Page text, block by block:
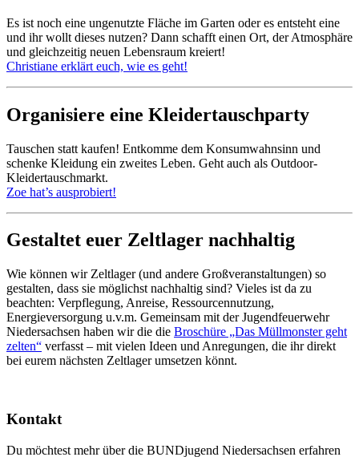
Es ist noch eine ungenutzte Fläche im Garten oder es entsteht eine
und ihr wollt dieses nutzen? Dann schafft einen Ort, der Atmosphäre
und gleichzeitig neuen Lebensraum kreiert!
Christiane erklärt euch, wie es geht!
Organisiere eine Kleidertauschparty
Tauschen statt kaufen! Entkomme dem Konsumwahnsinn und
schenke Kleidung ein zweites Leben. Geht auch als Outdoor-
Kleidertauschmarkt.
Zoe hat’s ausprobiert!
Gestaltet euer Zeltlager nachhaltig
Wie können wir Zeltlager (und andere Großveranstaltungen) so
gestalten, dass sie möglichst nachhaltig sind? Vieles ist da zu
beachten: Verpflegung, Anreise, Ressourcennutzung,
Energieversorgung u.v.m. Gemeinsam mit der Jugendfeuerwehr
Niedersachsen haben wir die die Broschüre „Das Müllmonster geht
zelten“ verfasst – mit vielen Ideen und Anregungen, die ihr direkt
bei eurem nächsten Zeltlager umsetzen könnt.
Kontakt
Du möchtest mehr über die BUNDjugend Niedersachsen erfahren